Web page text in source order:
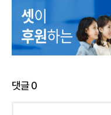
댓글0